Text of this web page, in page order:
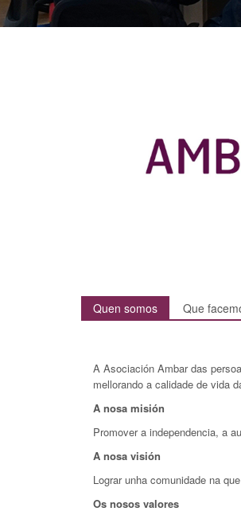
Quen somos Que
A Asociación Ambar das
mellorando a calidade de vida
A nosa misión
Promover a independencia, a
A nosa visión
Lograr unha comunidade na
Os nosos valores